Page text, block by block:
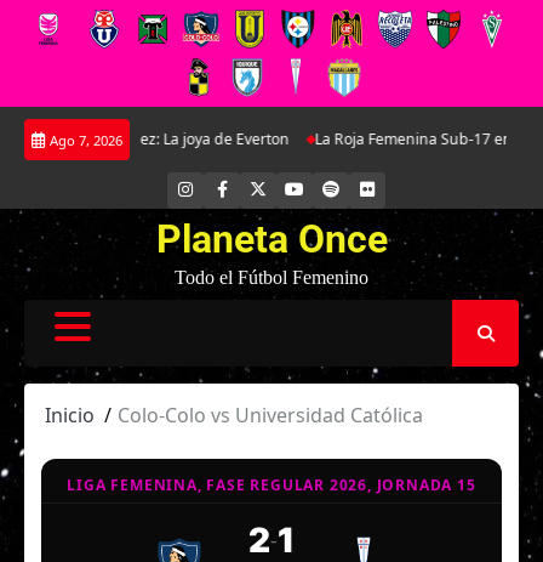
Saltar
Ago 7, 2026
Martínez: La joya de Everton La Roja Femenina Sub-17 enfrentará
INSTAGRAM
FACEBOOK YOUTUBE
SPOTIFYFLICKR
Planeta Once
Todo el Fútbol Femenino
Inicio Colo-Colo vs Universidad Católica
LIGA FEMENINA, FASE REGULAR 2026, JORNADA 15
2-1